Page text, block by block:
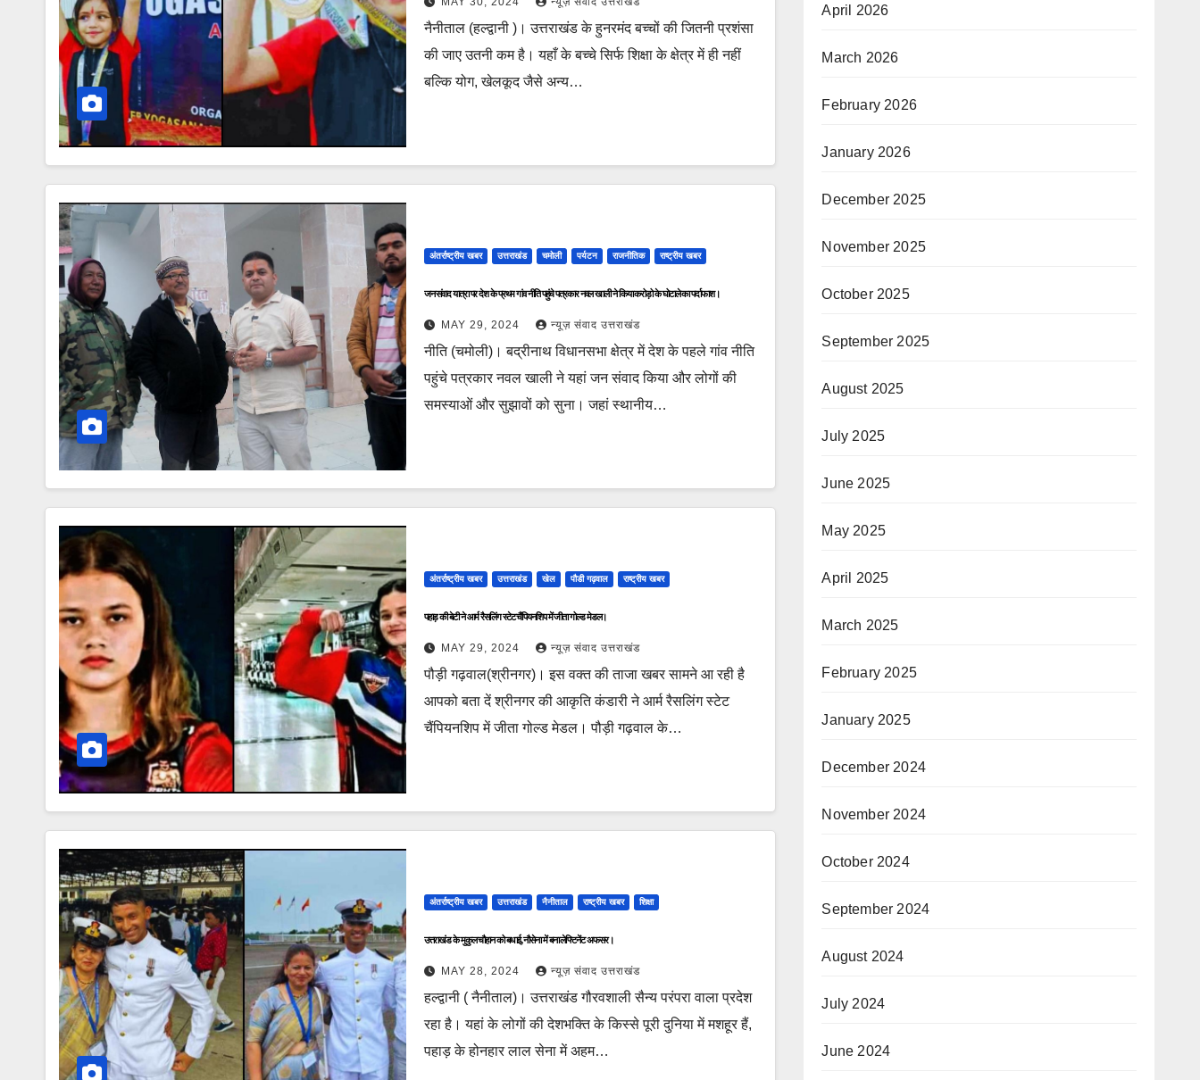
नैनीताल (हल्द्वानी )। उत्तराखंड के हुनरमंद बच्चों की जितनी प्रशंसा
की जाए उतनी कम है। यहाँ के बच्चे सिर्फ शिक्षा के क्षेत्र में ही नहीं
बल्कि योग, खेलकूद जैसे अन्य…
अंतर्राष्ट्रीय खबर उत्तराखंड चमोली पर्यटन राजनीतिक राष्ट्रीय खबर
जन संवाद यात्रा पर देश के प्रथम गांव नीति पहुंचे पत्रकार नवल खाली ने किया करोड़ो के घोटाले का पर्दाफाश।
MAY 29, 2024 न्यूज़ संवाद उत्तराखंड
नीति (चमोली)। बद्रीनाथ विधानसभा क्षेत्र में देश के पहले गांव नीति
पहुंचे पत्रकार नवल खाली ने यहां जन संवाद किया और लोगों की
समस्याओं और सुझावों को सुना। जहां स्थानीय…
अंतर्राष्ट्रीय खबर उत्तराखंड खेल पौडी गढ़वाल राष्ट्रीय खबर
पहाड़ की बेटी ने आर्म रैसलिंग स्टेट चैंपियनशिप में जीता गोल्ड मेडल।
MAY 29, 2024 न्यूज़ संवाद उत्तराखंड
पौड़ी गढ़वाल(श्रीनगर)। इस वक्त की ताजा खबर सामने आ रही है
आपको बता दें श्रीनगर की आकृति कंडारी ने आर्म रैसलिंग स्टेट
चैंपियनशिप में जीता गोल्ड मेडल। पौड़ी गढ़वाल के…
अंतर्राष्ट्रीय खबर उत्तराखंड नैनीताल राष्ट्रीय खबर शिक्षा
उत्तराखंड के मुकुल चौहान को बधाई, नौसेना में बना लेफ्टिनेंट अफसर।
MAY 28, 2024 न्यूज़ संवाद उत्तराखंड
हल्द्वानी ( नैनीताल)। उत्तराखंड गौरवशाली सैन्य परंपरा वाला प्रदेश
रहा है। यहां के लोगों की देशभक्ति के किस्से पूरी दुनिया में मशहूर हैं,
पहाड़ के होनहार लाल सेना में अहम…
April 2026
March 2026
February 2026
January 2026
December 2025
November 2025
October 2025
September 2025
August 2025
July 2025
June 2025
May 2025
April 2025
March 2025
February 2025
January 2025
December 2024
November 2024
October 2024
September 2024
August 2024
July 2024
June 2024